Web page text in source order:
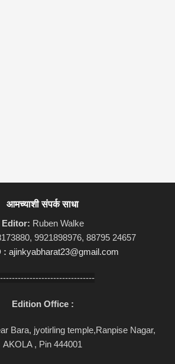
आमच्याशी संपर्क साधा
Editor: Ruben Walke
9921898976, 88795 24657
: ajinkyabharat23@gmail.com
Edition Office :
Bara, jyotirling temple,Ranpise Nagar,
AKOLA , Pin 444001